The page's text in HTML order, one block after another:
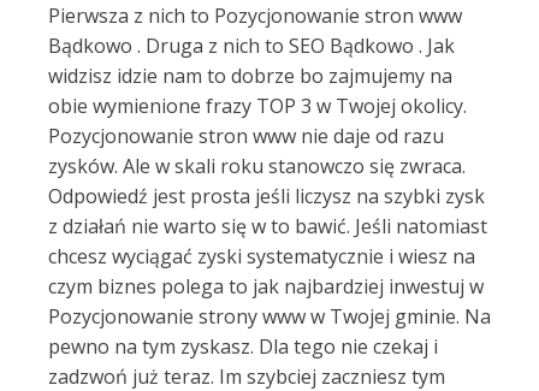
Pierwsza z nich to Pozycjonowanie stron www
Bądkowo . Druga z nich to SEO Bądkowo . Jak
widzisz idzie nam to dobrze bo zajmujemy na
obie wymienione frazy TOP 3 w Twojej okolicy.
Pozycjonowanie stron www nie daje od razu
zysków. Ale w skali roku stanowczo się zwraca.
Odpowiedź jest prosta jeśli liczysz na szybki zysk
z działań nie warto się w to bawić. Jeśli natomiast
chcesz wyciągać zyski systematycznie i wiesz na
czym biznes polega to jak najbardziej inwestuj w
Pozycjonowanie strony www w Twojej gminie. Na
pewno na tym zyskasz. Dla tego nie czekaj i
zadzwoń już teraz. Im szybciej zaczniesz tym